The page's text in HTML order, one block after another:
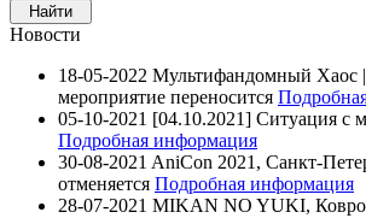
Новости
18-05-2022 Мультифандомный Хаос
мероприятие переносится
05-10-2021 [04.10.2021] Ситуация с
Подробная информация
30-08-2021 AniCon 2021, Санкт-
отменяется Подробная информация
28-07-2021 MIKAN NO YUKI,